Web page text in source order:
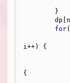
for(
i++) {
{